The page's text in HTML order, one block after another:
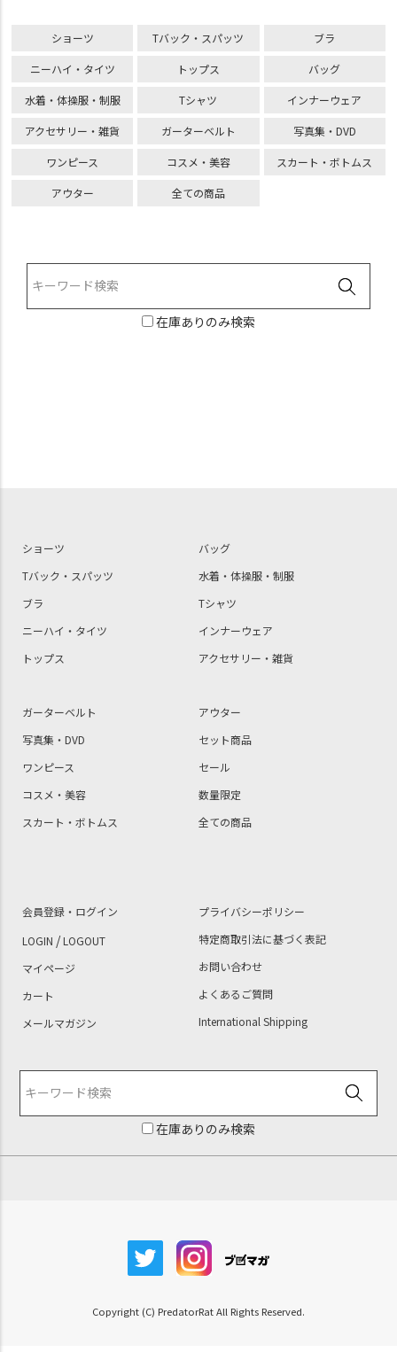
ショーツ Tバック・スパッツ ブラ
ニーハイ・タイツ トップス バッグ
水着・体操服・制服 Tシャツ インナーウェア
アクセサリー・雑貨 ガーターベルト 写真集・DVD
ワンピース コスメ・美容 スカート・ボトムス
アウター 全ての商品
在庫ありのみ検索
ショーツ
Tバック・スパッツ
ブラ
ニーハイ・タイツ
トップス
バッグ
水着・体操服・制服
Tシャツ
インナーウェア
アクセサリー・雑貨
ガーターベルト
写真集・DVD
ワンピース
コスメ・美容
スカート・ボトムス
アウター
セット商品
セール
数量限定
全ての商品
会員登録・ログイン
LOGIN /LOGOUT
マイページ
カート
メールマガジン
プライバシーポリシー
特定商取引法に基づく表記
お問い合わせ
よくあるご質問
International Shipping
在庫ありのみ検索
Copyright (C) PredatorRat All Rights Reserved.